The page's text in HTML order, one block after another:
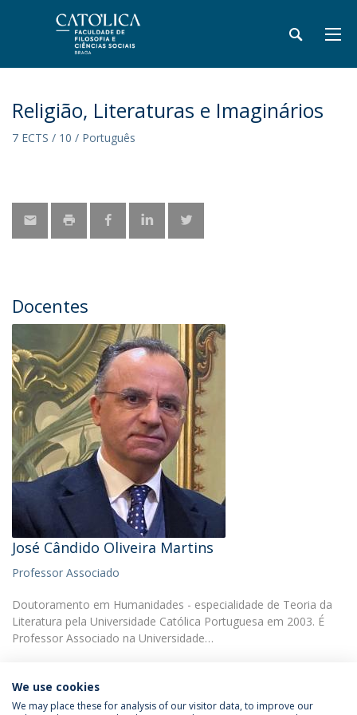
Religião, Literaturas e Imaginários
7 ECTS / 10 / Português
Docentes
José Cândido Oliveira Martins
Professor Associado
Doutoramento em Humanidades - especialidade de Teoria da
Literatura pela Universidade Católica Portuguesa em 2003. É
Professor Associado na Universidade…
We use cookies
We may place these for analysis of our visitor data, to improve our